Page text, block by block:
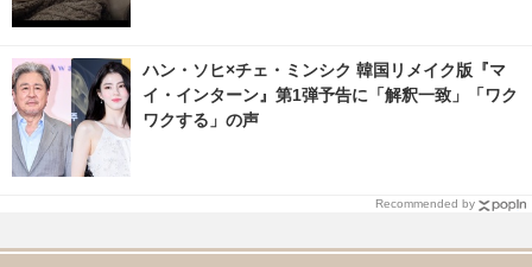
ハン・ソヒ×チェ・ミンシク 韓国リメイク版『マ
イ・インターン』第1弾予告に「解釈一致」「ワク
ワクする」の声
Recommended by